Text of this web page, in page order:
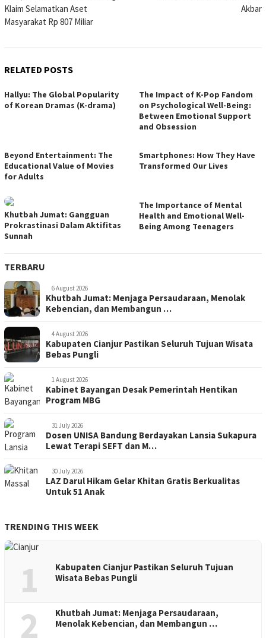
Klaim Selamatkan Aset
Masyarakat Rp 807 Miliar
Akbar
RELATED POSTS
Hallyu: The Global Popularity
of Korean Dramas (K-drama)
The Impact of K-Pop Fandom
on Psychological Well-Being:
Between Emotional Support
and Obsession
Beyond Entertainment: The
Educational Value of Movies
for Adults
Smartphones: How They Have
Transformed Our Lives
Khutbah Jumat: Gangguan
Prokrastinasi Dalam Aktifitas
Sunnah
The Importance of Mental
Health and Emotional Well-
Being Among Teenagers
TERBARU
6 August 2026
Khutbah Jumat: Menjaga Persaudaraan, Menolak
Kebencian, dan Membangun …
4 August 2026
Kabupaten Cianjur Pastikan Seluruh Tujuan Wisata
Bebas Pungli
1 August 2026
Kabinet Bayangan Desak Pemerintah Hentikan
Program MBG
31 July 2026
Dosen UNISA Bandung Berdayakan Lansia Sukapura
Lewat Terapi SEFT dan M…
30 July 2026
LAZ Darul Hikam Gelar Khitan Gratis Berkualitas
Untuk 51 Anak
TRENDING THIS WEEK
1
Kabupaten Cianjur Pastikan Seluruh Tujuan
Wisata Bebas Pungli
2
Khutbah Jumat: Menjaga Persaudaraan,
Menolak Kebencian, dan Membangun …